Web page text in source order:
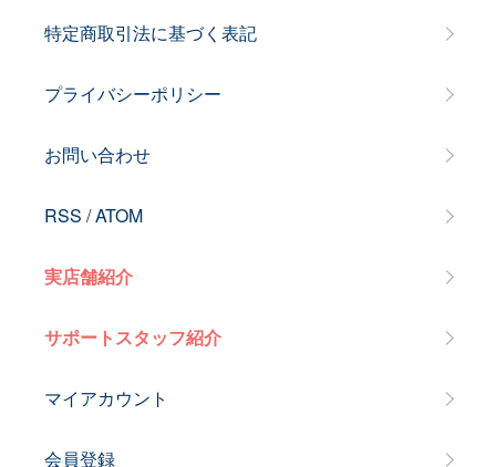
特定商取引法に基づく表記
プライバシーポリシー
お問い合わせ
RSS /ATOM
実店舗紹介
サポートスタッフ紹介
マイアカウント
会員登録